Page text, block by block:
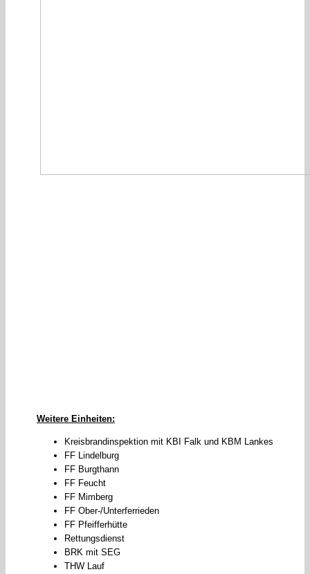
Weitere Einheiten:
Kreisbrandinspektion mit KBI Falk und KBM Lankes
FF Lindelburg
FF Burgthann
FF Feucht
FF Mimberg
FF Ober-/Unterferrieden
FF Pfeifferhütte
Rettungsdienst
BRK mit SEG
THW Lauf